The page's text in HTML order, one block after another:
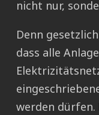
nicht nur,
Denn
dass alle
werden